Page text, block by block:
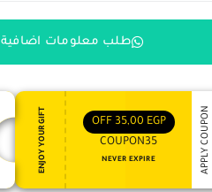
طلب معلومات اضافية
ENJOY YOUR GIFT 35,00 EGP
OFF
COUPON35
NEVER EXPIRE APPLY COUPON